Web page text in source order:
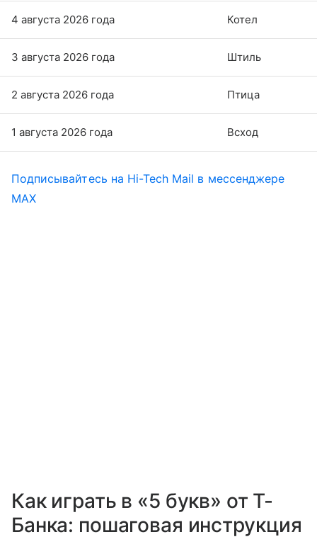
4 августа 2026 года Котел
3 августа 2026 года Штиль
2 августа 2026 года Птица
1 августа 2026 года Всход
Подписывайтесь на Hi-Tech Mail в мессенджере
MAX
Как играть в «5 букв» от Т-
Банка: пошаговая инструкция